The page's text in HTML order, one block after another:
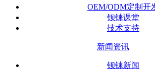
OEM/ODM定制开
钡铼课堂
技术支持
新闻资讯
钡铼新闻